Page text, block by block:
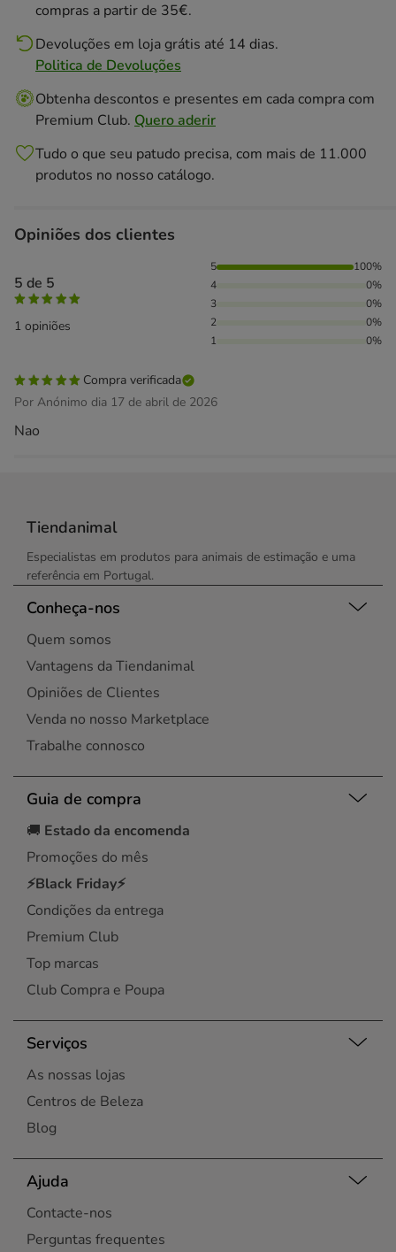
compras a partir de 35€.
Devoluções em loja grátis até 14 dias.
Politica de Devoluções
Obtenha descontos e presentes em cada compra com
Premium Club. Quero aderir
Tudo o que seu patudo precisa, com mais de 11.000
produtos no nosso catálogo.
Opiniões dos clientes
5 de 5
1 opiniões
100% das pessoas avaliaram com 5 estrelas,
5
100%
4
0%
3
0%
2
0%
1
0%
Compra verificada
Por Anónimo dia 17 de abril de 2026
Nao
Tiendanimal
Especialistas em produtos para animais de estimação e uma
referência em Portugal.
Conheça-nos
Quem somos
Vantagens da Tiendanimal
Opiniões de Clientes
Venda no nosso Marketplace
Trabalhe connosco
Guia de compra
🚚 Estado da encomenda
Promoções do mês
⚡Black Friday⚡
Condições da entrega
Premium Club
Top marcas
Club Compra e Poupa
Serviços
As nossas lojas
Centros de Beleza
Blog
Ajuda
Contacte-nos
Perguntas frequentes